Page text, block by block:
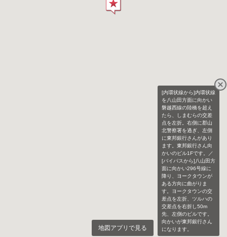
[内環状線から]内環状線
を八山田方面に向かい
磐越西線の陸橋を超え
たら、しまむらの交差
点を左折。右側に郡山
北警察署を過ぎ、左側
に東邦銀行さんがあり
ます。東邦銀行さん向
かいのビル1Fです。／
[バイパスから]八山田方
面に向かい296号線に
降り、ヨークタウンが
ある方向に曲がりま
す。ヨークタウンの交
差点を左折、ツルハの
交差点を右折し50m
先、左側のビルです。
向かいが東邦銀行さん
になります。
地図アプリで見る